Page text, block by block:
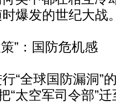
爆发的世纪大战
”：国防危机感
“全球国防漏洞”
“太空军司令部”